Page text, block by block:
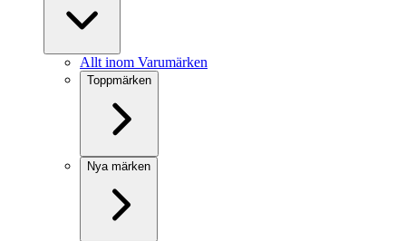
Allt inom Varumärken
Toppmärken
Nya märken